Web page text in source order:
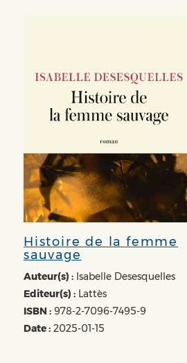
Histoire de la femme
sauvage
Auteur(s) : Isabelle Desesquelles
Editeur(s) : Lattès
ISBN : 978-2-7096-7495-9
Date : 2025-01-15